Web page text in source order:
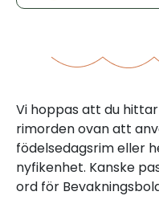
Vi hoppas att du
rimorden ovan att
födelsedagsrim eller
nyfikenhet. Kanske
ord för